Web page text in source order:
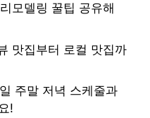
모델링 꿀팁 공유해
맛집부터 로컬 맛집까
주말 저녁 스케줄과
!